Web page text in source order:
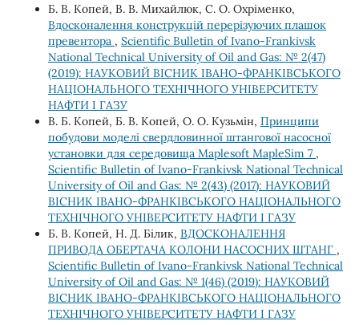
Б. В. Копей, В. В. Михайлюк, С. О. Охріменко,
Вдосконалення конструкцій перерізуючих плашок
превентора , Scientific Bulletin of Ivano-Frankivsk
National Technical University of Oil and Gas: № 2(47)
(2019): НАУКОВИЙ ВІСНИК ІВАНО-ФРАНКІВСЬКОГО
НАЦІОНАЛЬНОГО ТЕХНІЧНОГО УНІВЕРСИТЕТУ
НАФТИ І ГАЗУ
В. Б. Копей, Б. В. Копей, О. О. Кузьмін, Принципи
побудови моделі свердловинної штангової насосної
установки для середовища Maplesoft MapleSim 7 ,
Scientific Bulletin of Ivano-Frankivsk National Technical
University of Oil and Gas: № 2(43) (2017): НАУКОВИЙ
ВІСНИК ІВАНО-ФРАНКІВСЬКОГО НАЦІОНАЛЬНОГО
ТЕХНІЧНОГО УНІВЕРСИТЕТУ НАФТИ І ГАЗУ
Б. В. Копей, Н. Д. Білик, ВДОСКОНАЛЕННЯ
ПРИВОДА ОБЕРТАЧА КОЛОНИ НАСОСНИХ ШТАНГ ,
Scientific Bulletin of Ivano-Frankivsk National Technical
University of Oil and Gas: № 1(46) (2019): НАУКОВИЙ
ВІСНИК ІВАНО-ФРАНКІВСЬКОГО НАЦІОНАЛЬНОГО
ТЕХНІЧНОГО УНІВЕРСИТЕТУ НАФТИ І ГАЗУ